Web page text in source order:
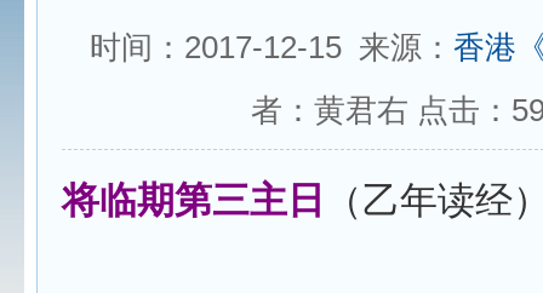
时间：2017-12-15 来源： 香港
者：黄君右 点击：
将临期第三主日 （乙年读经